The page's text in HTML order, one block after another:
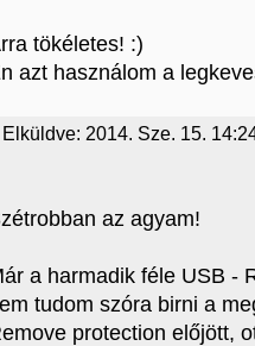
tökéletes! :)
azt használom a
Elküldve: 2014. Sze. 15.
az agyam!
a harmadik féle USB -
tudom szóra birni a
protection előjött,